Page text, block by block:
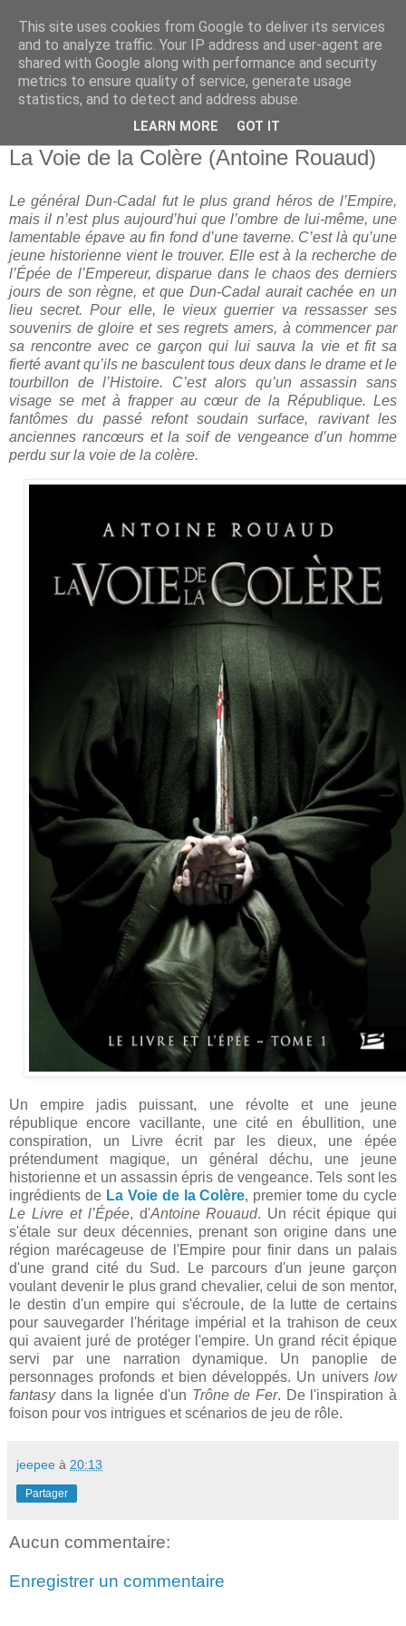
La Voie de la Colère (Antoine Rouaud)
Le général Dun-Cadal fut le plus grand héros de l’Empire,
mais il n’est plus aujourd’hui que l’ombre de lui-même, une
lamentable épave au fin fond d’une taverne. C’est là qu’une
jeune historienne vient le trouver. Elle est à la recherche de
l’Épée de l’Empereur, disparue dans le chaos des derniers
jours de son règne, et que Dun-Cadal aurait cachée en un
lieu secret.Pour elle, le vieux guerrier va ressasser ses
souvenirs de gloire et ses regrets amers, à commencer par
sa rencontre avec ce garçon qui lui sauva la vie et fit sa
fierté avant qu’ils ne basculent tous deux dans le drame et le
tourbillon de l’Histoire. C’est alors qu’un assassin sans
visage se met à frapper au cœur de la République. Les
fantômes du passé refont soudain surface, ravivant les
anciennes rancœurs et la soif de vengeance d’un homme
perdu sur la voie de la colère.
Un empire jadis puissant, une révolte et une jeune
république encore vacillante, une cité en ébullition, une
conspiration, un Livre écrit par les dieux, une épée
prétendument magique, un général déchu, une jeune
historienne et un assassin épris de vengeance. Tels sont les
ingrédients de La Voie de la Colère, premier tome du cycle
Le Livre et l’Épée, d'Antoine Rouaud. Un récit épique qui
s'étale sur deux décennies, prenant son origine dans une
région marécageuse de l'Empire pour finir dans un palais
d'une grand cité du Sud. Le parcours d'un jeune garçon
voulant devenir le plus grand chevalier, celui de son mentor,
le destin d'un empire qui s'écroule, de la lutte de certains
pour sauvegarder l'héritage impérial et la trahison de ceux
qui avaient juré de protéger l'empire. Un grand récit épique
servi par une narration dynamique. Un panoplie de
personnages profonds et bien développés. Un univers low
fantasydans la lignée d'un Trône de Fer. De l'inspiration à
foison pour vos intrigues et scénarios de jeu de rôle.
jeepee à 20:13
Partager
Aucun commentaire:
Enregistrer un commentaire
This site uses cookies from Google to deliver its services
and to analyze traffic. Your IP address and user-agent are
shared with Google along with performance and security
metrics to ensure quality of service, generate usage
statistics, and to detect and address abuse.
LEARN MORE GOT IT